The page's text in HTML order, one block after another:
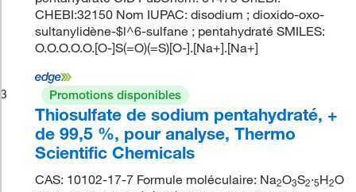
CHEBI:32150 Nom IUPAC: disodium ; dioxido-oxo-
sultanylidène-$l^6-sulfane ; pentahydraté SMILES:
O.O.O.O.O.[O-]S(=O)(=S)[O-].[Na+].[Na+]
3 Promotions disponibles
Thiosulfate de sodium pentahydraté, +
de 99,5 %, pour analyse, Thermo
Scientific Chemicals
CAS: 10102-17-7 Formule moléculaire: Na2O3S2·5H2O